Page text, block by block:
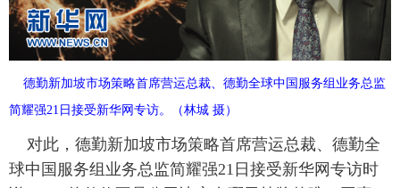
德勤新加坡市场策略首席营运总裁、德勤全球中国服务组业务总监
简耀强21日接受新华网专访。（林城 摄）
对此，德勤新加坡市场策略首席营运总裁、德勤全
球中国服务组业务总监简耀强21日接受新华网专访时